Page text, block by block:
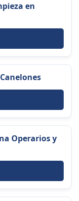
en
Operarios y